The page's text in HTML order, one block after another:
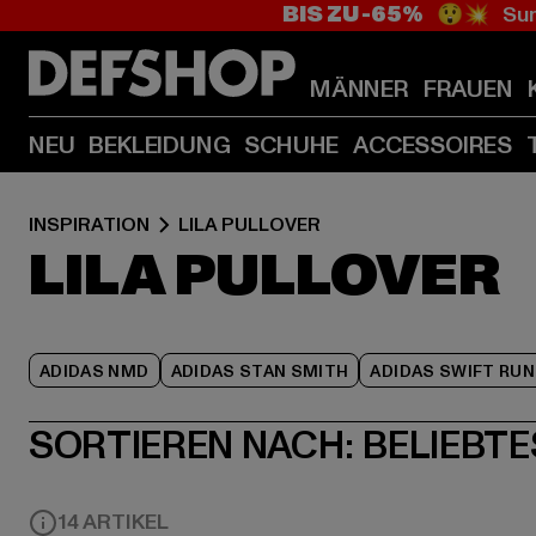
BIS ZU -65% 😲💥
MÄNNER FRAUEN
NEU BEKLEIDUNG SCHUHE ACCESSOIRES
INSPIRATION LILA PULLOVER
LILA PULLOVER
ADIDAS NMD ADIDAS STAN SMITH ADIDAS SWIFT RUN
SORTIEREN NACH:
14 ARTIKEL